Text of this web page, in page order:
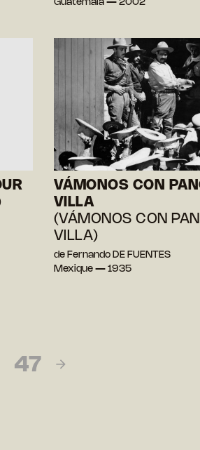
Guatemala — 2002
VÁMONOS CON
VILLA
(VÁMONOS CON
VILLA)
de Fernando DE FUENTES
Mexique — 1935
47